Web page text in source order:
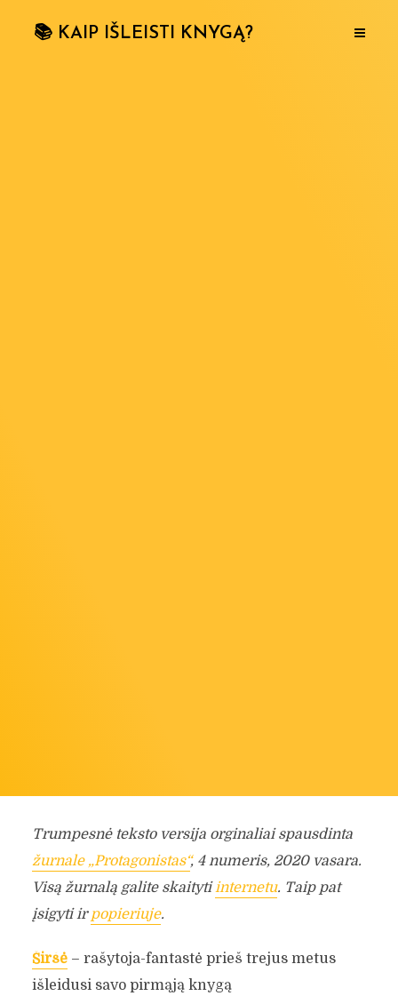
📚 KAIP IŠLEISTI KNYGĄ?
Trumpesnė teksto versija orginaliai spausdinta
žurnale „Protagonistas“, 4 numeris, 2020 vasara.
Visą žurnalą galite skaitytiinternetu. Taip pat
įsigyti irpopieriuje.
Širšė– rašytoja-fantastė prieš trejus metus
išleidusi savo pirmąją knygą